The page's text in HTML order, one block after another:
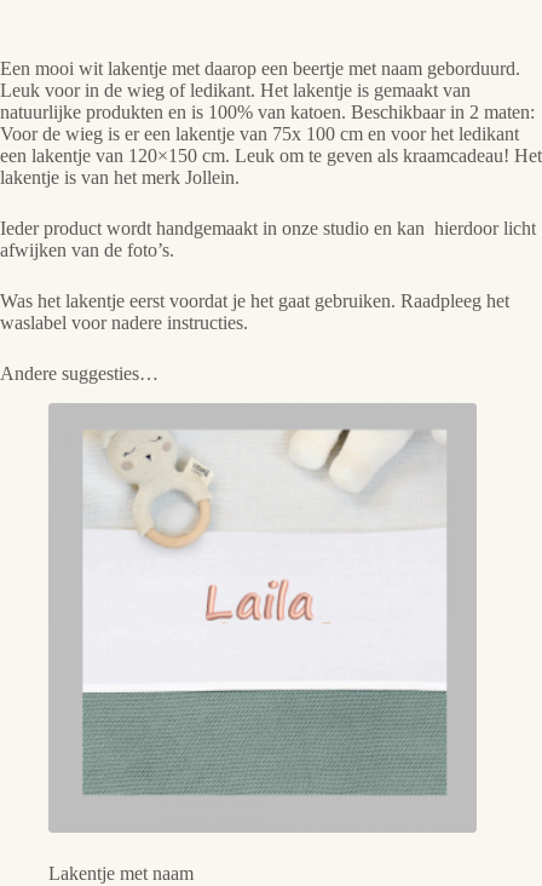
Een mooi wit lakentje met daarop een beertje met naam geborduurd.
Leuk voor in de wieg of ledikant. Het lakentje is gemaakt van
natuurlijke produkten en is 100% van katoen. Beschikbaar in 2 maten:
Voor de wieg is er een lakentje van 75x 100 cm en voor het ledikant
een lakentje van 120×150 cm. Leuk om te geven als kraamcadeau! Het
lakentje is van het merk Jollein.
Ieder product wordt handgemaakt in onze studio en kan hierdoor licht
afwijken van de foto’s.
Was het lakentje eerst voordat je het gaat gebruiken. Raadpleeg het
waslabel voor nadere instructies.
Andere suggesties…
Lakentje met naam